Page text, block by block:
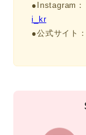
●Instagram：
i_kr
●公式サイト：